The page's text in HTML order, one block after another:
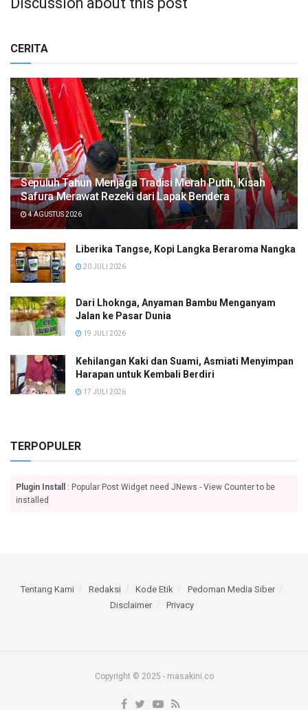
CERITA
Sepuluh Tahun Menjaga Tradisi Merah Putih, Kisah
Safura Merawat Rezeki dari Lapak Bendera
4 AGUSTUS 2026
Liberika Tangse, Kopi Langka Beraroma Nangka
20 JULI 2026
Dari Lhoknga, Anyaman Bambu Menganyam
Jalan ke Pasar Dunia
19 JULI 2026
Kehilangan Kaki dan Suami, Asmiati Menyimpan
Harapan untuk Kembali Berdiri
17 JULI 2026
TERPOPULER
Plugin Install
: Popular Post Widget need JNews - View Counter to be
installed
Tentang Kami Redaksi Kode Etik
Pedoman Media Siber
Disclaimer
Privacy
Copyright © 2025 - masakini.co